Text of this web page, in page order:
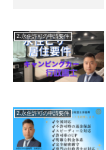
2.永住許可の申請要件
2.永住許可の申請要件